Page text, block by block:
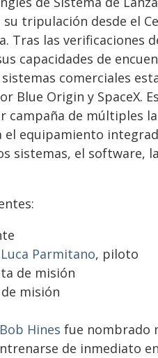
su tripulación desde el
Tras las verificaciones
capacidades de
comerciales
Blue Origin y SpaceX.
campaña de múltiples
el equipamiento
sistemas, el software,
Luca Parmitano, piloto
de misión
misión
Bob Hines fue nombrado
de inmediato